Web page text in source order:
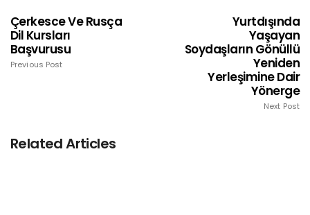
Çerkesce Ve Rusça
Dil Kursları
Başvurusu
Previous Post
Yurtdışında
Yaşayan
Soydaşların Gönüllü
Yeniden
Yerleşimine Dair
Yönerge
Next Post
Related Articles